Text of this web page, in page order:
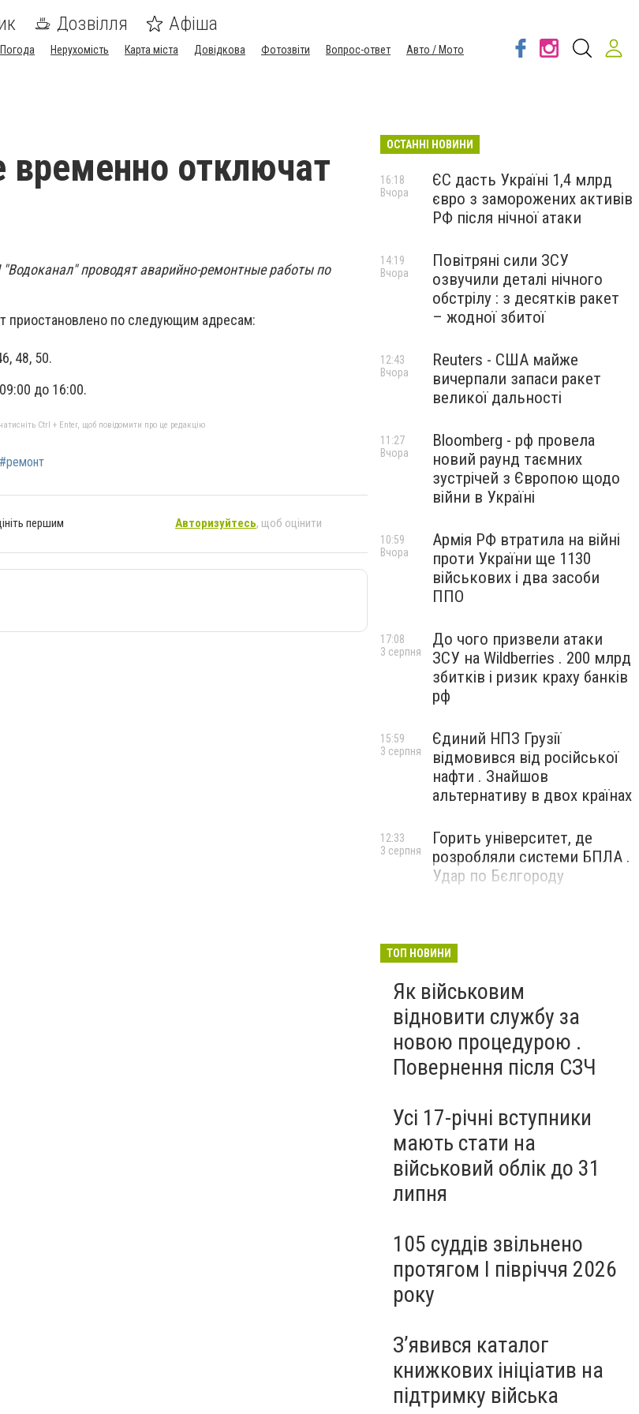
Дозвілля Афіша
Погода Нерухомість Карта міста Довідкова Фотозвіти Вопрос-ответ
Авто / Мото
временно отключат
проводят аварийно-ремонтные работы по
приостановлено по следующим адресам:
48, 50.
до 16:00.
Ctrl + Enter, щоб повідомити про це редакцію
#ремонт
першим Авторизуйтесь, щоб оцінити
ОСТАННІ НОВИНИ
ЄС дасть Україні 1,4 млрд
євро з заморожених активів
РФ після нічної атаки
16:18
Вчора
Повітряні сили ЗСУ
озвучили деталі нічного
обстрілу : з десятків ракет
– жодної збитої
14:19
Вчора
Reuters - США майже
вичерпали запаси ракет
великої дальності
12:43
Вчора
Bloomberg - рф провела
новий раунд таємних
зустрічей з Європою щодо
війни в Україні
11:27
Вчора
Армія РФ втратила на війні
проти України ще 1130
військових і два засоби
ППО
10:59
Вчора
До чого призвели атаки
ЗСУ на Wildberries . 200 млрд
збитків і ризик краху банків
рф
17:08
3 серпня
Єдиний НПЗ Грузії
відмовився від російської
нафти . Знайшов
альтернативу в двох країнах
15:59
3 серпня
Горить університет, де
розробляли системи БПЛА .
Удар по Бєлгороду
12:33
3 серпня
ТОП НОВИНИ
Як військовим
відновити службу за
новою процедурою .
Повернення після СЗЧ
Усі 17-річні вступники
мають стати на
військовий облік до 31
липня
105 суддів звільнено
протягом I півріччя 2026
року
З’явився каталог
книжкових ініціатив на
підтримку війська